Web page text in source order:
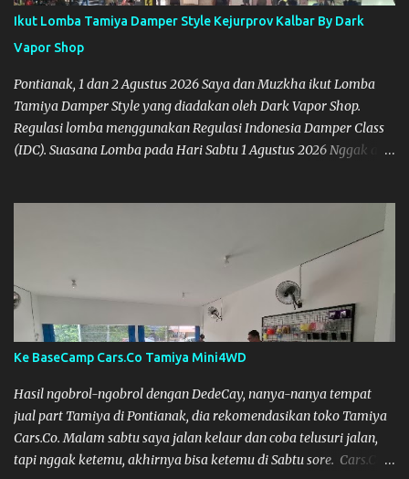
Ikut Lomba Tamiya Damper Style Kejurprov Kalbar By Dark
Vapor Shop
Pontianak, 1 dan 2 Agustus 2026 Saya dan Muzkha ikut Lomba
Tamiya Damper Style yang diadakan oleh Dark Vapor Shop.
Regulasi lomba menggunakan Regulasi Indonesia Damper Class
(IDC). Suasana Lomba pada Hari Sabtu 1 Agustus 2026 Nggak ada
itu juga ada janji mau main ke Agus Tamiya dulu sebenarnya, tapi
karena mepet waktu, jadi lebih banyak main disini. Oiya, untuk
lomba ini lokasinya adalah di Port 99 Kota Pontianak. Pamflet
Lomba Tamiya Oiya sebagai Informasi, Saya dan Muzkha baru
pertama kali main disini. ya hitungannya saya sebagai new
comer lah :) Coach Dilla lagi setting Mobilnya
Ke BaseCamp Cars.Co Tamiya Mini4WD
Hasil ngobrol-ngobrol dengan DedeCay, nanya-nanya tempat
jual part Tamiya di Pontianak, dia rekomendasikan toko Tamiya
Cars.Co. Malam sabtu saya jalan kelaur dan coba telusuri jalan,
tapi nggak ketemu, akhirnya bisa ketemu di Sabtu sore. Cars.Co